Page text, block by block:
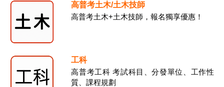
高普考土木/土木技師
高普考土木+土木技師，報名獨享優惠！
工科
高普考工科 考試科目、分發單位、工作性
質、課程規劃